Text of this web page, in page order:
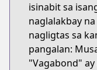
isinabit sa
naglalakbay
nagligtas sa
pangalan:
"Vagabond"